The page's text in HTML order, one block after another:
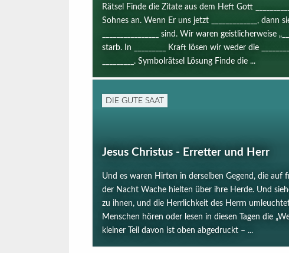
Rätsel Finde die Zitate aus dem Heft Gott
Sohnes an. Wenn Er uns jetzt _____________, dann
________________ sind. Wir waren geistlicherweise
starb. In _________ Kraft lösen wir weder die
_________. Symbolrätsel Lösung Finde die ...
DIE GUTE SAAT
Jesus Christus - Erretter und Herr
Und es waren Hirten in derselben Gegend, die auf
der Nacht Wache hielten über ihre Herde. Und
zu ihnen, und die Herrlichkeit des Herrn
Menschen hören oder lesen in diesen Tagen die
kleiner Teil davon ist oben abgedruckt – ...